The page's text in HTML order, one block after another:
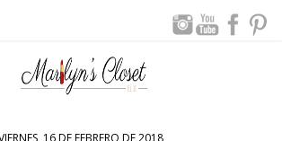
16 DE FEBRERO DE 2018